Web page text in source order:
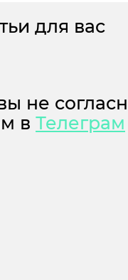
для вас
не
в Телеграм